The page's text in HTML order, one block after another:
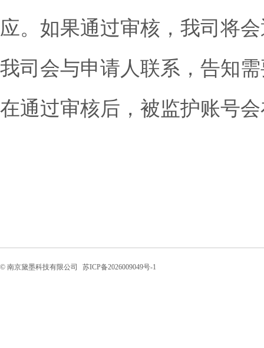
应。如果通过审核，我司将
我司会与申请人联系，告知
在通过审核后，被监护账号
© 南京黛墨科技有限公司 苏ICP备2026009049号-1